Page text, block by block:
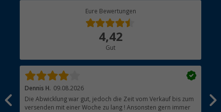
Eure Bewertungen
4,42
Gut
Dennis H. 09.08.2026
Die Abwicklung war gut, jedoch die Zeit vom Verkauf bis zum
versenden mit einer Woche zu lang ! Ansonsten gern immer